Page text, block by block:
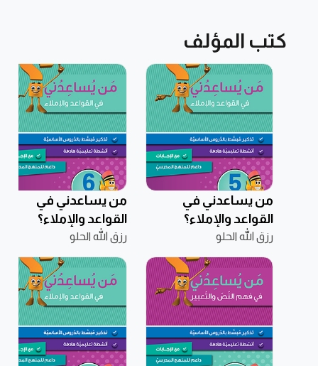
كتب المؤلف
من يساعدني في
القواعد والإملاء؟
مستوى خامس –
10-11 سنوات
رزق الله الحلو
من يساعدني في
القواعد والإملاء؟
مستوى سادس –
11-12 سنوات
رزق الله الحلو